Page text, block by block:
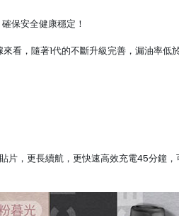
保安全健康穩定！
看，隨著1代的不斷升級完善，漏油率低於
，更長續航，更快速高效充電45分鐘，